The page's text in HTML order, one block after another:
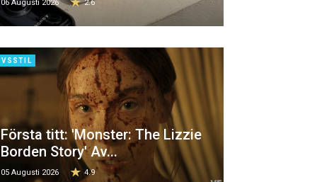
06 Augusti 2026 2.6
Första titt: 'Monster: The Lizzie
Borden Story' Av...
05 Augusti 2026 4.9